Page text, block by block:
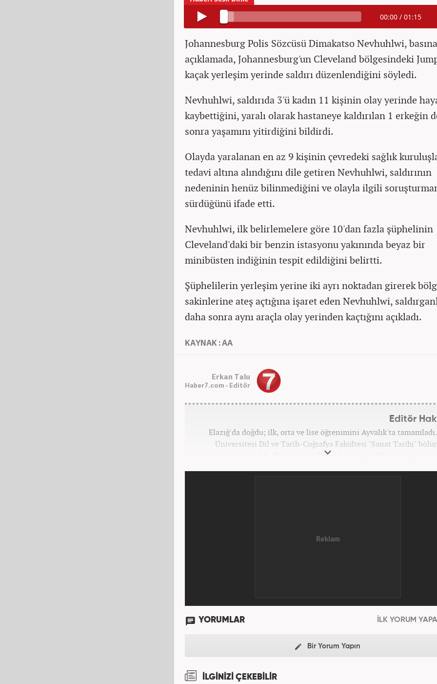
00:00 / 01:15
Johannesburg Polis Sözcüsü Dimakatso Nevhuhlwi, basına
açıklamada, Johannesburg'un Cleveland bölgesindeki
kaçak yerleşim yerinde saldırı düzenlendiğini söyledi.
Nevhuhlwi, saldırıda 3'ü kadın 11 kişinin olay yerinde
kaybettiğini, yaralı olarak hastaneye kaldırılan 1 erkeğin
sonra yaşamını yitirdiğini bildirdi.
Olayda yaralanan en az 9 kişinin çevredeki sağlık
tedavi altına alındığını dile getiren Nevhuhlwi, saldırının
nedeninin henüz bilinmediğini ve olayla ilgili
sürdüğünü ifade etti.
Nevhuhlwi, ilk belirlemelere göre 10'dan fazla şüphelinin
Cleveland'daki bir benzin istasyonu yakınında beyaz bir
minibüsten indiğinin tespit edildiğini belirtti.
Şüphelilerin yerleşim yerine iki ayrı noktadan girerek
sakinlerine ateş açtığına işaret eden Nevhuhlwi,
daha sonra aynı araçla olay yerinden kaçtığını açıkladı.
KAYNAK : AA
Erkan Talu
Haber7.com - Editör
Editör
Elazığ'da doğdu; ilk, orta ve lise öğrenimini Ayvalık'ta
Üniversitesi Dil ve Tarih-Coğrafya Fakültesi "Sanat Tarihi"
mezun oldu. Üniversite yıllarında gazetecilik üzerine
YORUMLAR İLK YORUM
Bir Yorum Yapın
İLGİNİZİ ÇEKEBİLİR